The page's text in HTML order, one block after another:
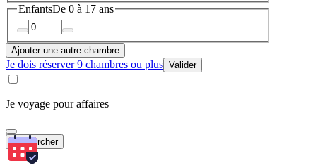
EnfantsDe 0 à 17 ans
Ajouter une autre chambre
Je dois réserver 9 chambres ou plus Valider
Je voyage pour affaires
Rechercher